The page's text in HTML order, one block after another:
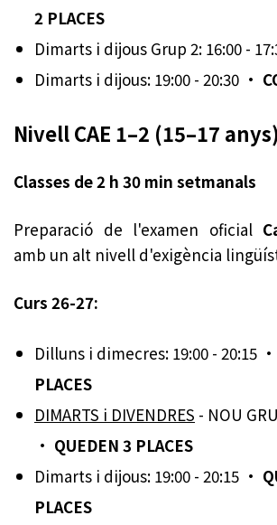
2 PLACES
Dimarts i dijous Grup 2: 16:00 -
Dimarts i dijous: 19:00 - 20:30 ·
Nivell CAE 1–2 (15–17 anys)
Classes de 2 h 30 min setmanals
Preparació de l'examen oficial
amb un alt nivell d'exigència
Curs 26-27:
Dilluns i dimecres: 19:00 - 20:15 ·
PLACES
DIMARTS i DIVENDRES - NOU
· QUEDEN 3 PLACES
Dimarts i dijous: 19:00 - 20:15 ·
PLACES